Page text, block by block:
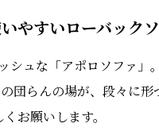
やすいローバック
シュな「アポロソファ」。
団らんの場が、段々に形
お願いします。